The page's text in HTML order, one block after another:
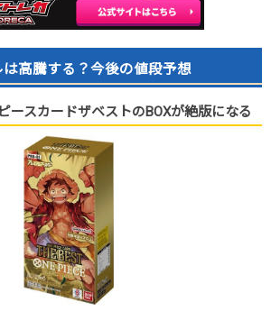
高騰する？今後の値段予想
ースカードザベストのBOXが絶版になる